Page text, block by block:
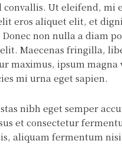
convallis. Ut eleifend, mi
eros aliquet elit, et
non nulla a diam
Maecenas fringilla,
maximus, ipsum
mi urna eget sapien.
nibh eget semper
et consectetur
aliquam fermentum nisi